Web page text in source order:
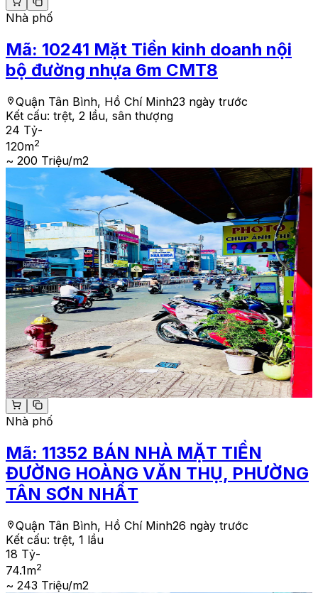
Nhà phố
Mã: 10241 Mặt Tiền kinh doanh nội
bộ đường nhựa 6m CMT8
Quận Tân Bình, Hồ Chí Minh23 ngày trước
Kết cấu: trệt, 2 lầu, sân thượng
24 Tỷ-
120m2
~ 200 Triệu/m2
Nhà phố
Mã: 11352 BÁN NHÀ MẶT TIỀN
ĐƯỜNG HOÀNG VĂN THỤ, PHƯỜNG
TÂN SƠN NHẤT
Quận Tân Bình, Hồ Chí Minh26 ngày trước
Kết cấu: trệt, 1 lầu
18 Tỷ-
74.1m2
~ 243 Triệu/m2